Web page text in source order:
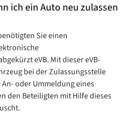
ich ein Auto neu zulassen
Sie einen
eVB. Mit dieser eVB-
bei der Zulassungsstelle
oder Ummeldung eines
den Beteiligten mit Hilfe dieses